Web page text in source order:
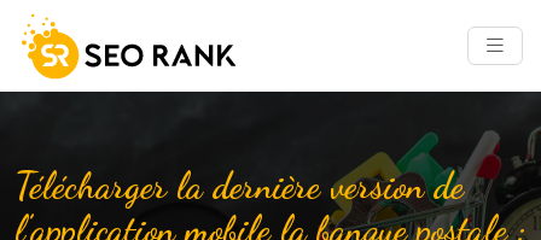
Télécharger la dernière version de
l’application mobile la banque postale :